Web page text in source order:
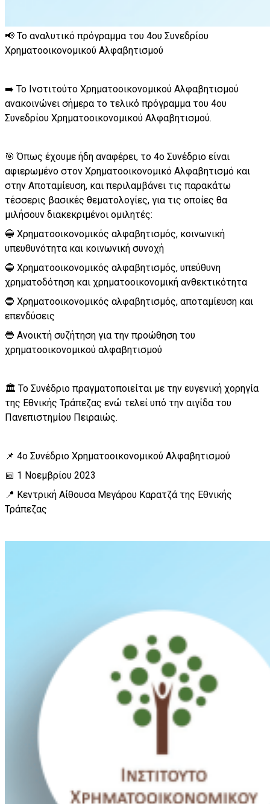
📢 Το αναλυτικό πρόγραμμα του 4ου Συνεδρίου
Χρηματοοικονομικού Αλφαβητισμού
➡️ Το Ινστιτούτο Χρηματοοικονομικού Αλφαβητισμού
ανακοινώνει σήμερα το τελικό πρόγραμμα του 4ου
Συνεδρίου Χρηματοοικονομικού Αλφαβητισμού.
🎯 Όπως έχουμε ήδη αναφέρει, το 4ο Συνέδριο είναι
αφιερωμένο στον Χρηματοοικονομικό Αλφαβητισμό και
στην Αποταμίευση, και περιλαμβάνει τις παρακάτω
τέσσερις βασικές θεματολογίες, για τις οποίες θα
μιλήσουν διακεκριμένοι ομιλητές:
🔵 Χρηματοοικονομικός αλφαβητισμός, κοινωνική
υπευθυνότητα και κοινωνική συνοχή
🔵 Χρηματοοικονομικός αλφαβητισμός, υπεύθυνη
χρηματοδότηση και χρηματοοικονομική ανθεκτικότητα
🔵 Χρηματοοικονομικός αλφαβητισμός, αποταμίευση και
επενδύσεις
🔵 Ανοικτή συζήτηση για την προώθηση του
χρηματοοικονομικού αλφαβητισμού
🏛️ Το Συνέδριο πραγματοποιείται με την ευγενική χορηγία
της Εθνικής Τράπεζας ενώ τελεί υπό την αιγίδα του
Πανεπιστημίου Πειραιώς.
📌 4o Συνέδριο Χρηματοοικονομικού Αλφαβητισμού
📅 1 Νοεμβρίου 2023
📍 Κεντρική Αίθουσα Μεγάρου Καρατζά της Εθνικής
Τράπεζας